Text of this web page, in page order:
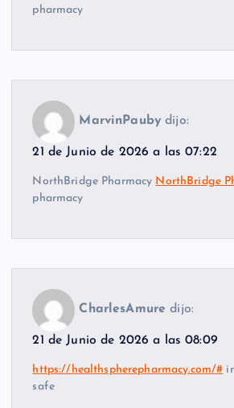
pharmacy
MarvinPauby dijo:
21 de Junio de 2026 a las 07:22
NorthBridge Pharmacy NorthBridge
pharmacy
CharlesAmure dijo:
21 de Junio de 2026 a las 08:09
https://healthspherepharmacy.com/#
safe